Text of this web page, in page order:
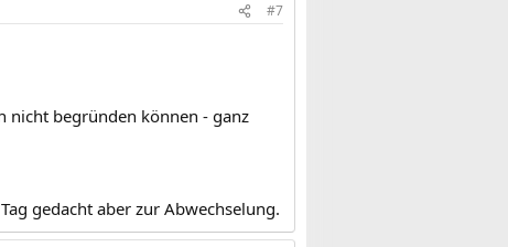
#7
nicht begründen können - ganz
gedacht aber zur Abwechselung.